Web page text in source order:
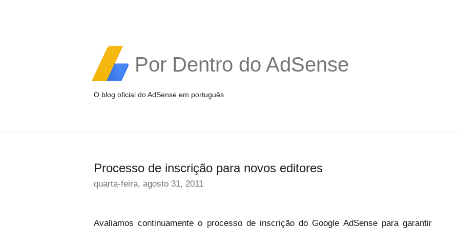
Por Dentro do AdSense
O blog oficial do AdSense em português
Processo de inscrição para novos editores
quarta-feira, agosto 31, 2011
Avaliamos continuamente o processo de inscrição do Google AdSense para garantir